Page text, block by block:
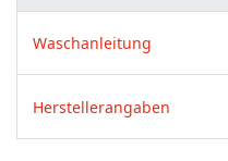
Waschanleitung
Herstellerangaben